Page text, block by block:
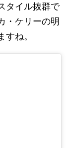
タイル抜群で
・ケリーの明
ね。